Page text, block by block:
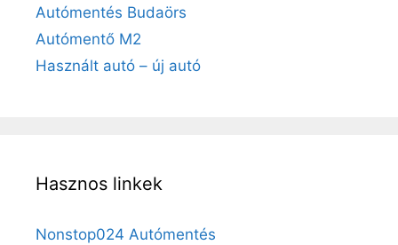
Autómentés Budaörs
Autómentő M2
Használt autó – új autó
Hasznos linkek
Nonstop024 Autómentés